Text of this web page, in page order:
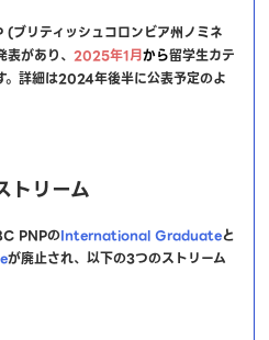
リティッシュコロンビア州ノミネ
表があり、2025年1月から留学生カテ
。詳細は2024年後半に公表予定のよ
トリーム
PNPのInternational Graduateと
が廃止され、以下の3つのストリーム